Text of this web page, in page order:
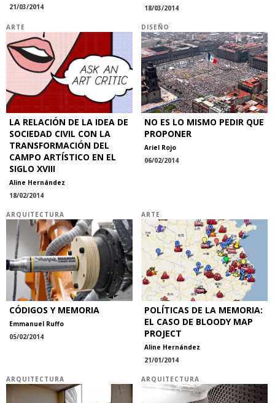
21/03/2014
18/03/2014
ARTE
LA RELACIÓN DE LA IDEA DE
SOCIEDAD CIVIL CON LA
TRANSFORMACIÓN DEL
CAMPO ARTÍSTICO EN EL
SIGLO XVIII
Aline Hernández
18/02/2014
DISEÑO
NO ES LO MISMO PEDIR QUE
PROPONER
Ariel Rojo
06/02/2014
ARQUITECTURA
CÓDIGOS Y MEMORIA
Emmanuel Ruffo
05/02/2014
ARTE
POLÍTICAS DE LA MEMORIA:
EL CASO DE BLOODY MAP
PROJECT
Aline Hernández
21/01/2014
ARQUITECTURA ARQUITECTURA